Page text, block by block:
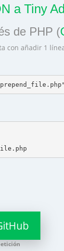
a Tiny
de PHP (
con añadir 1